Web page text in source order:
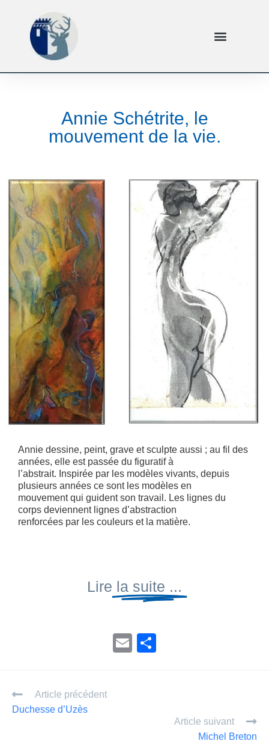
Annie Schétrite, le
mouvement de la vie.
Annie dessine, peint, grave et sculpte aussi ; au fil des
années, elle est passée du figuratif à
l’abstrait. Inspirée par les modèles vivants, depuis
plusieurs années ce sont les modèles en
mouvement qui guident son travail. Les lignes du
corps deviennent lignes d’abstraction
renforcées par les couleurs et la matière.
Lire la suite ...
E
er
Article précédent
Duchesse d’Uzès
Article suivant
Michel Breton